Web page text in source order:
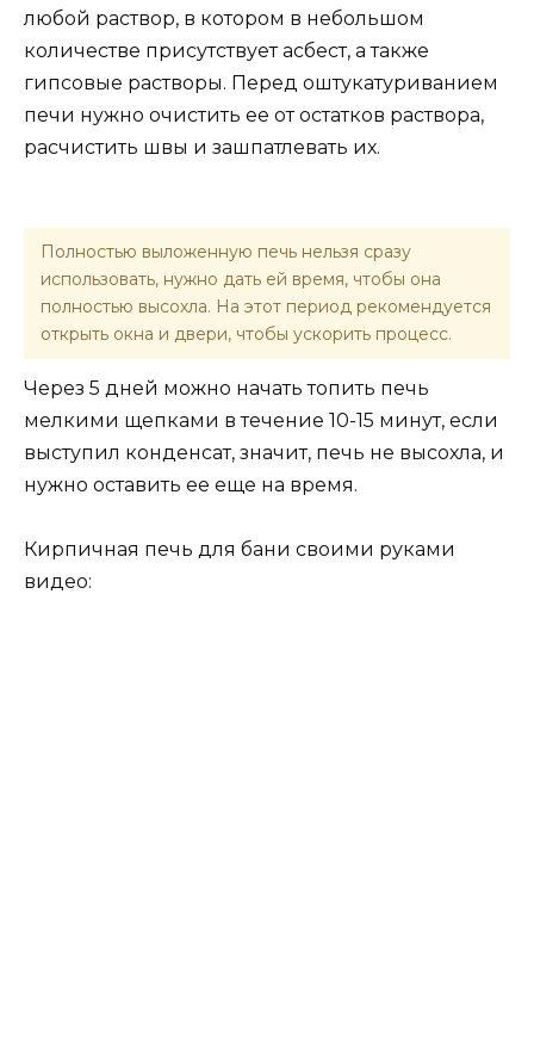
любой раствор, в котором в небольшом
количестве присутствует асбест, а также
гипсовые растворы. Перед оштукатуриванием
печи нужно очистить ее от остатков раствора,
расчистить швы и зашпатлевать их.
Полностью выложенную печь нельзя сразу
использовать, нужно дать ей время, чтобы она
полностью высохла. На этот период рекомендуется
открыть окна и двери, чтобы ускорить процесс.
Через 5 дней можно начать топить печь
мелкими щепками в течение 10-15 минут, если
выступил конденсат, значит, печь не высохла, и
нужно оставить ее еще на время.
Кирпичная печь для бани своими руками
видео: